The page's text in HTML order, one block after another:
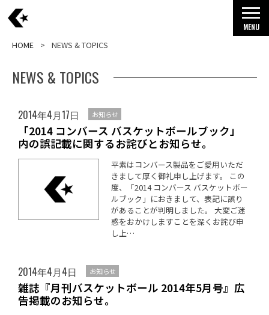
MENU
HOME NEWS & TOPICS
NEWS & TOPICS
2014年4月17日 お知らせ
「2014 コンバース バスケットボールブック」
内の誤記載に関するお詫びとお知らせ。
平素はコンバース製品をご愛用いただ
きまして厚く御礼申し上げます。 この
度、「2014 コンバース バスケットボー
ルブック」におきまして、表記に誤り
があることが判明しました。 大変ご迷
惑をおかけしますことを深くお詫び申
し上…
2014年4月4日 お知らせ
雑誌『月刊バスケットボール 2014年5月号』広
告掲載のお知らせ。